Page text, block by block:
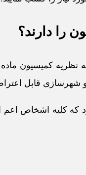
را دارند؟
قابل
نکته را متبادر میسازد